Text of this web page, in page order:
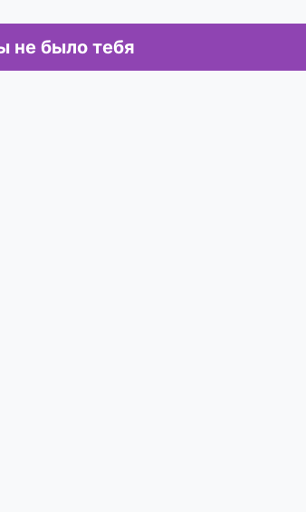
не было тебя